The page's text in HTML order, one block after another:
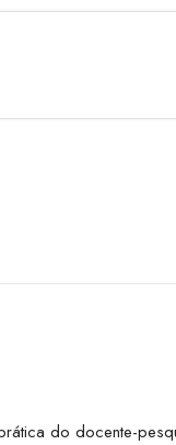
do docente-